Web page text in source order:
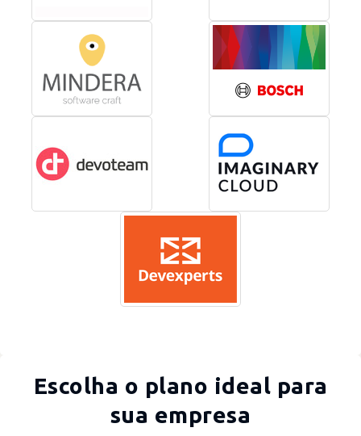
Escolha o plano ideal para
sua empresa